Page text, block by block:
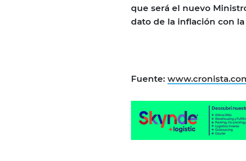
que será el nuevo
dato de la inflación con
Fuente: